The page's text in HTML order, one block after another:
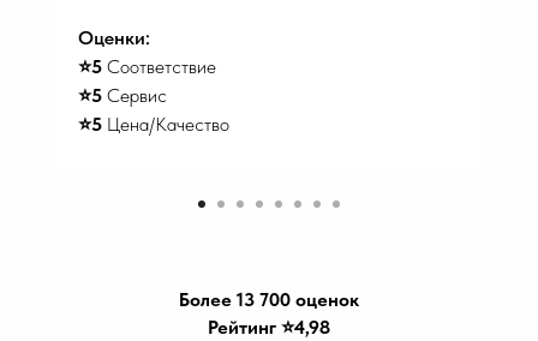
Оценки:
⭐️5 Соответствие
⭐️5 Сервис
⭐️5 Цена/Качество
Более 13 700 оценок
Рейтинг ⭐️4,98